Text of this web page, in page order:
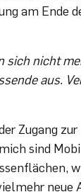
am Ende
sich nicht
aus.
Zugang
sind
neue